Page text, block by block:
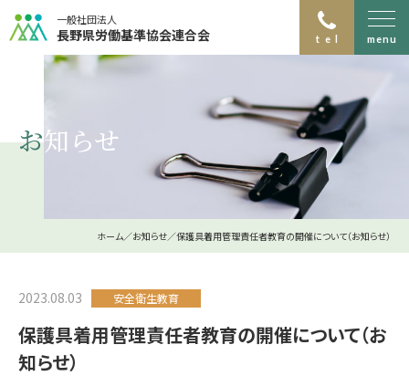
一般社団法人
長野県労働基準協会連合会
安全衛生教育
労働安全衛生支援
アスベスト調査･分析
環境測定分析
局所排気装置
マスクフィットテスト
健康診断
0263-40-3911
長野測定所 026-223-0246
松本測定所 0263-40-3811
上田測定所 0268-64-1151
諏訪測定所 0266-58-4315
アスベスト業務室
機械検査所 0268-64-1151
menu
お知らせ
お知らせ
ホーム お知らせ 保護具着用管理責任者教育の開催について（お知らせ）
2023.08.03 安全衛生教育
保護具着用管理責任者教育の開催について（お
知らせ）